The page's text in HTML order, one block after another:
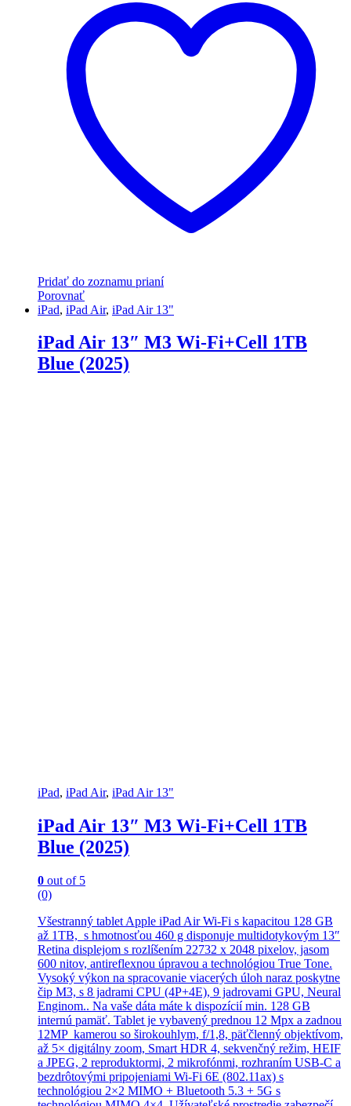
Pridať do zoznamu prianí
Porovnať
iPad, iPad Air, iPad Air 13"
iPad Air 13″ M3 Wi-Fi+Cell 1TB
Blue (2025)
iPad, iPad Air, iPad Air 13"
iPad Air 13″ M3 Wi-Fi+Cell 1TB
Blue (2025)
0 out of 5
(0)
Všestranný tablet Apple iPad Air Wi-Fi s kapacitou 128 GB
až 1TB, s hmotnosťou 460 g disponuje multidotykovým 13″
Retina displejom s rozlíšením 22732 x 2048 pixelov, jasom
600 nitov, antireflexnou úpravou a technológiou True Tone.
Vysoký výkon na spracovanie viacerých úloh naraz poskytne
čip M3, s 8 jadrami CPU (4P+4E), 9 jadrovami GPU, Neural
Enginom.. Na vaše dáta máte k dispozícií min. 128 GB
internú pamäť. Tablet je vybavený prednou 12 Mpx a zadnou
12MP kamerou so širokouhlym, f/1,8, päťčlenný objektívom,
až 5× digitálny zoom, Smart HDR 4, sekvenčný režim, HEIF
a JPEG, 2 reproduktormi, 2 mikrofónmi, rozhraním USB-C a
bezdrôtovými pripojeniami Wi-Fi 6E (802.11ax) s
technológiou 2×2 MIMO + Bluetooth 5.3 + 5G s